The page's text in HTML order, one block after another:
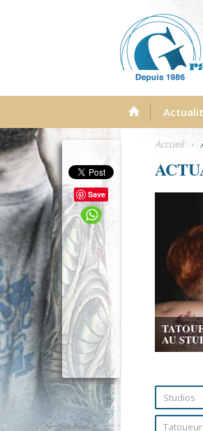
Menu
Save
Accueil ›
AU